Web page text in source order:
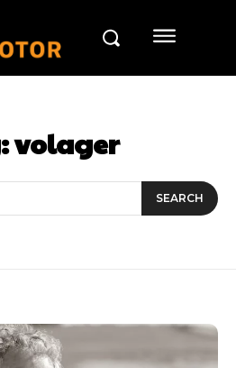
volager
SEARCH